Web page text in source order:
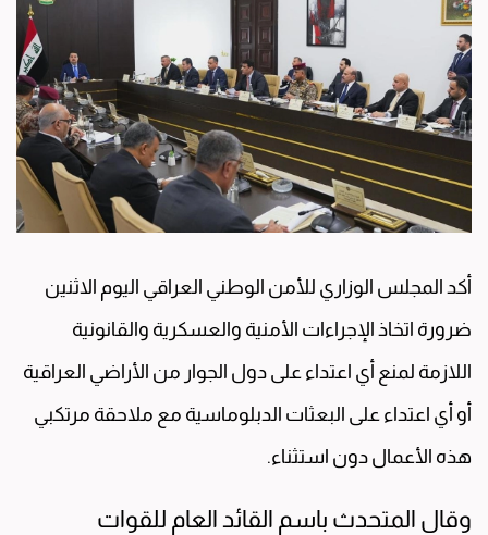
أكد المجلس الوزاري للأمن الوطني العراقي اليوم الاثنين
ضرورة اتخاذ الإجراءات الأمنية والعسكرية والقانونية
اللازمة لمنع أي اعتداء على دول الجوار من الأراضي العراقية
أو أي اعتداء على البعثات الدبلوماسية مع ملاحقة مرتكبي
هذه الأعمال دون استثناء.
وقال المتحدث باسم القائد العام للقوات